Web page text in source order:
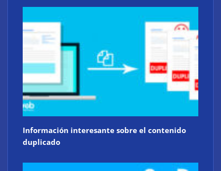
Información interesante sobre el contenido
duplicado